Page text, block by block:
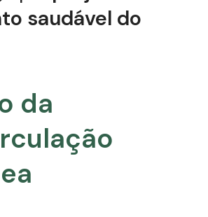
saudável do
da